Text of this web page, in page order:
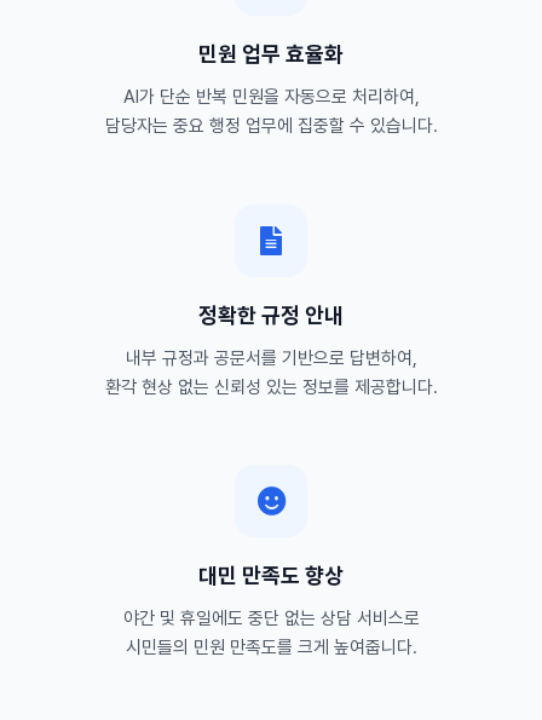
민원 업무 효율화
AI가 단순 반복 민원을 자동으로 처리하여,
담당자는 중요 행정 업무에 집중할 수 있습니다.
정확한 규정 안내
내부 규정과 공문서를 기반으로 답변하여,
환각 현상 없는 신뢰성 있는 정보를 제공합니다.
대민 만족도 향상
야간 및 휴일에도 중단 없는 상담 서비스로
시민들의 민원 만족도를 크게 높여줍니다.